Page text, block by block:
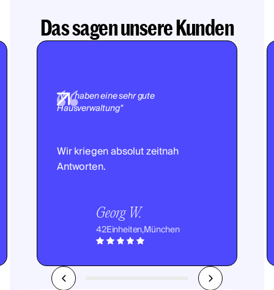
Das sagen unsere Kunden
"Wir haben eine sehr gute
Hausverwaltung"
Wir kriegen absolut zeitnah
Antworten.
Georg W.
42Einheiten,München